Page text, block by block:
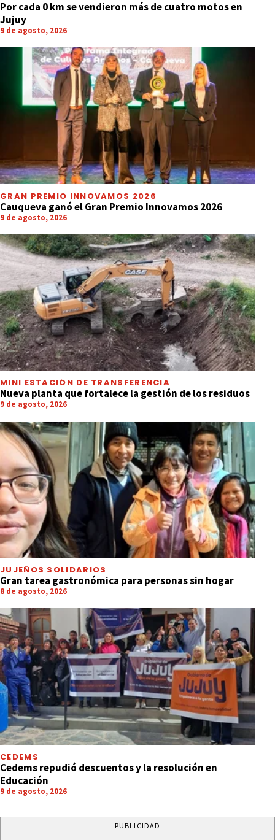
Por cada 0 km se vendieron más de cuatro motos en
Jujuy
9 de agosto, 2026
GRAN PREMIO INNOVAMOS 2026
Cauqueva ganó el Gran Premio Innovamos 2026
9 de agosto, 2026
MINI ESTACIÓN DE TRANSFERENCIA
Nueva planta que fortalece la gestión de los residuos
9 de agosto, 2026
JUJEÑOS SOLIDARIOS
Gran tarea gastronómica para personas sin hogar
8 de agosto, 2026
CEDEMS
Cedems repudió descuentos y la resolución en
Educación
9 de agosto, 2026
PUBLICIDAD